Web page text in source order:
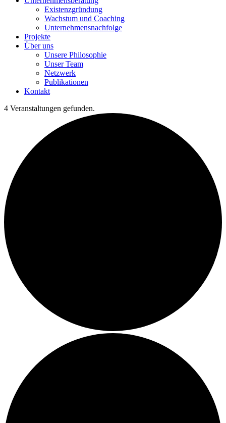
Existenzgründung
Wachstum und Coaching
Unternehmensnachfolge
Projekte
Über uns
Unsere Philosophie
Unser Team
Netzwerk
Publikationen
Kontakt
4 Veranstaltungen gefunden.